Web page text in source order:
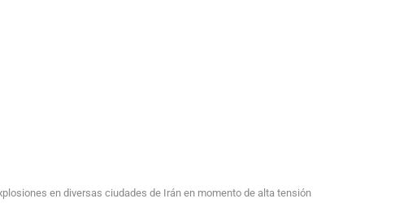
en diversas ciudades de Irán en momento de alta tensión